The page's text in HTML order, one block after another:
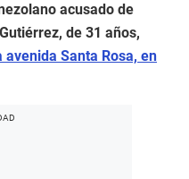
acusado de
de 31 años,
Santa Rosa, en